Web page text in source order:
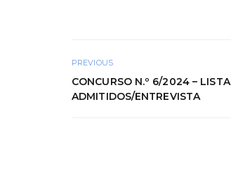
PREVIOUS
CONCURSO N.º 6/2024 – LISTA
ADMITIDOS/ENTREVISTA